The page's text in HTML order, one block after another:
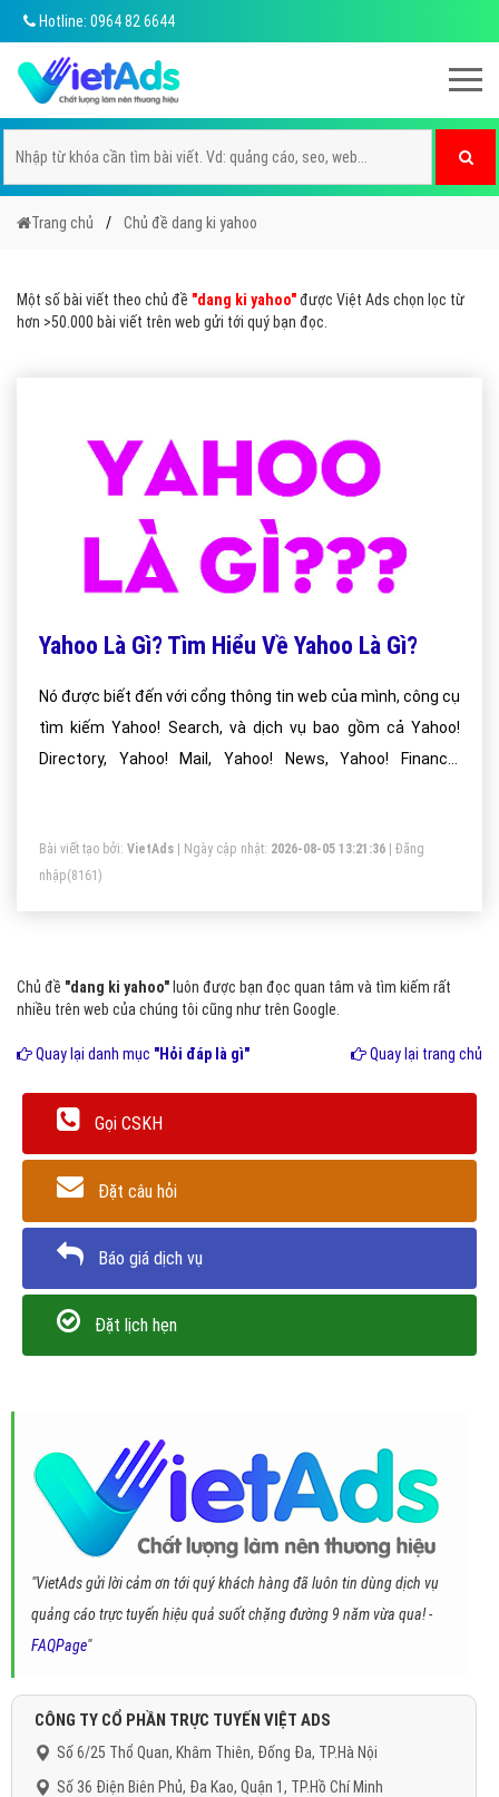
Hotline: 0964 82 6644
Trang chủ Chủ đề dang ki yahoo
Một số bài viết theo chủ đề "dang ki yahoo"được Việt Ads chọn lọc từ
hơn >50.000 bài viết trên web gửi tới quý bạn đọc.
Yahoo Là Gì? Tìm Hiểu Về Yahoo Là Gì?
Nó được biết đến với cổng thông tin web của mình, công cụ
tìm kiếm Yahoo! Search, và dịch vụ bao gồm cả Yahoo!
Directory, Yahoo! Mail, Yahoo! News, Yahoo! Finance,
truyền thông xã hội.
Bài viết tạo bởi: VietAds | Ngày cập nhật: 2026-08-05 13:21:36
Đăng
nhập(8161)
Chủ đề "dang ki yahoo" luôn được bạn đọc quan tâm và tìm kiếm rất
nhiều trên web của chúng tôi cũng như trên Google.
Quay lại danh mục "Hỏi đáp là gì" Quay lại trang chủ
Gọi CSKH
Đặt câu hỏi
Báo giá dịch vụ
Đặt lịch hẹn
"VietAds gửi lời cảm ơn tới quý khách hàng đã luôn tin dùng dịch vụ
quảng cáo trực tuyến hiệu quả suốt chặng đường 9 năm vừa qua! -
FAQPage"
CÔNG TY CỔ PHẦN TRỰC TUYẾN VIỆT ADS
Số 6/25 Thổ Quan, Khâm Thiên, Đống Đa, TP.Hà Nội
Số 36 Điện Biên Phủ, Đa Kao, Quận 1, TP.Hồ Chí Minh